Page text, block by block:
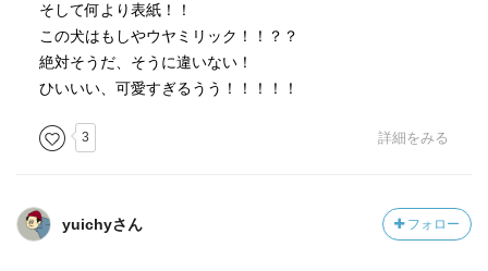
そして何より表紙！！
この犬はもしやウヤミリック！！？？
絶対そうだ、そうに違いない！
ひいいい、可愛すぎるうう！！！！！
3 詳細をみる
yuichyさん フォロー